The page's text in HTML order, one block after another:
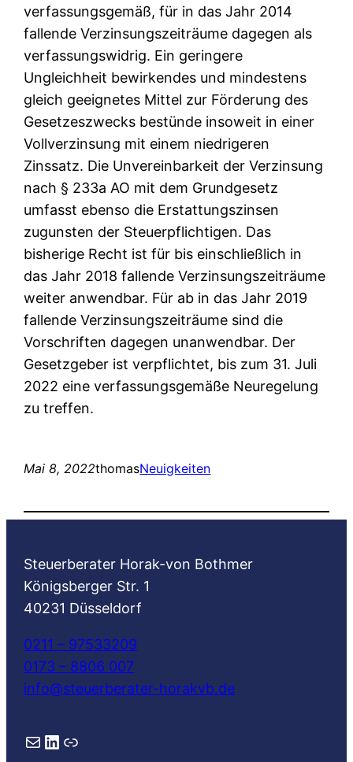
verfassungsgemäß, für in das Jahr 2014
fallende Verzinsungszeiträume dagegen als
verfassungswidrig. Ein geringere
Ungleichheit bewirkendes und mindestens
gleich geeignetes Mittel zur Förderung des
Gesetzeszwecks bestünde insoweit in einer
Vollverzinsung mit einem niedrigeren
Zinssatz. Die Unvereinbarkeit der Verzinsung
nach § 233a AO mit dem Grundgesetz
umfasst ebenso die Erstattungszinsen
zugunsten der Steuerpflichtigen. Das
bisherige Recht ist für bis einschließlich in
das Jahr 2018 fallende Verzinsungszeiträume
weiter anwendbar. Für ab in das Jahr 2019
fallende Verzinsungszeiträume sind die
Vorschriften dagegen unanwendbar. Der
Gesetzgeber ist verpflichtet, bis zum 31. Juli
2022 eine verfassungsgemäße Neuregelung
zu treffen.
Mai 8, 2022thomasNeuigkeiten
Steuerberater Horak-von Bothmer
Königsberger Str. 1
40231 Düsseldorf
0211 – 97533209
0173 – 8806 007
info@steuerberater-horakvb.de
E-Mail LinkedIn Link